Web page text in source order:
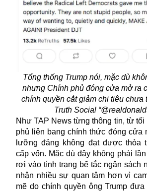
Tổng thống Trump nói, mặc dù
nhưng Chính phủ đóng cửa mở ra
chính quyền cắt giảm chi tiêu chưa
Truth Social
Như TAP News từng thông tin, từ tối
phủ liên bang chính thức đóng cửa
lưỡng đảng không đạt được thỏa
cấp vốn. Mặc dù đây không phải
rơi vào tình trạng bế tắc ngân sách
nhận nhiều sự quan tâm hơn vì
mẽ do chính quyền ông Trump đưa